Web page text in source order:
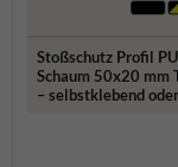
Stoßschutz Profil
Schaum 50x20 mm
– selbstklebend oder